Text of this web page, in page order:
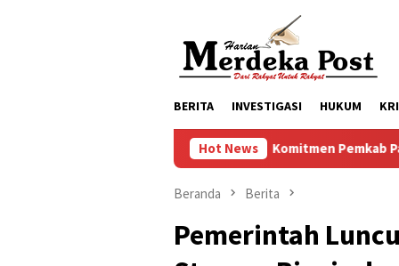
BERITA INVESTIGASI HUKUM
Hot News
Komitmen Pemkab Pasuruan
Beranda Berita
Pemerintah